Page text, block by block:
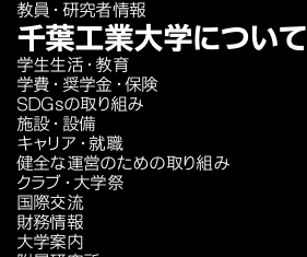
教員・研究者情報
千葉工業大学について
学生生活・教育
学費・奨学金・保険
SDGsの取り組み
施設・設備
キャリア・就職
健全な運営のための取り組み
クラブ・大学祭
国際交流
財務情報
大学案内